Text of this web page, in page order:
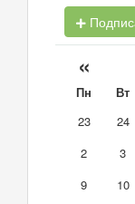
«
Пн Вт
23
24
2
3
9
10